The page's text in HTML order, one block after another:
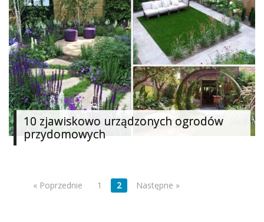
10 zjawiskowo urządzonych ogrodów
przydomowych
« Poprzednie 1 2 Następne »